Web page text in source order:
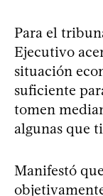
Para el
Ejecutivo
situación
suficiente
tomen
algunas que
Manifestó